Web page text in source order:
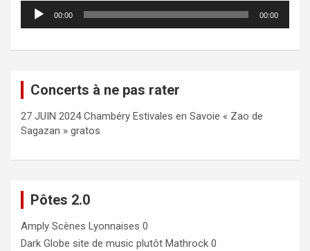
Lecteur
audio
00:00 00:00
Concerts à ne pas rater
27 JUIN 2024 Chambéry Estivales en Savoie « Zao de
Sagazan » gratos
Pôtes 2.0
Amply Scènes Lyonnaises 0
Dark Globe site de music plutôt Mathrock 0